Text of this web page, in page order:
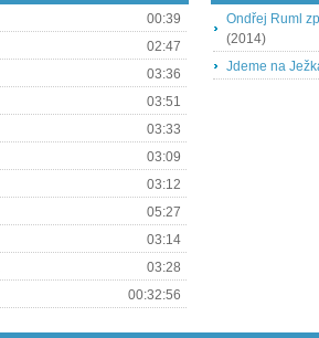
00:39
02:47
03:36
03:51
03:33
03:09
03:12
05:27
03:14
03:28
00:32:56
Ondřej Ruml
(2014)
Jdeme na